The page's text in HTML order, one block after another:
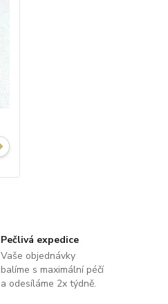
Pečlivá expedice
Vaše objednávky
balíme s maximální péčí
a odesíláme 2x týdně.